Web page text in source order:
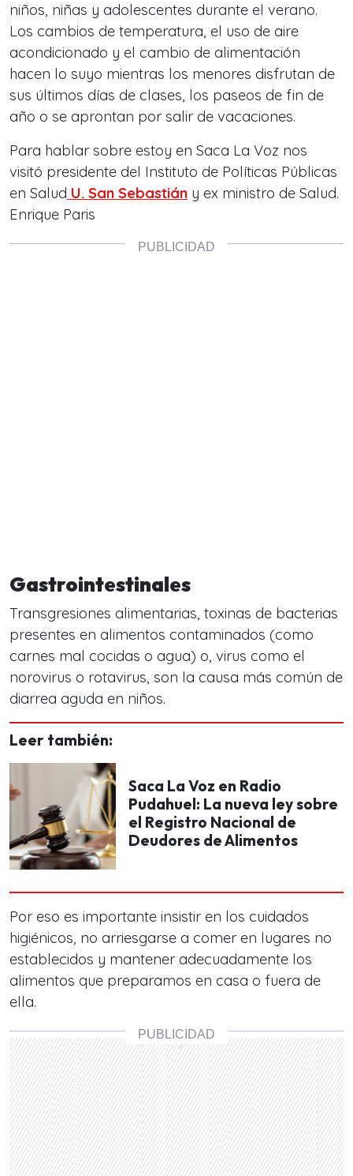
niños, niñas y adolescentes durante el verano.
Los cambios de temperatura, el uso de aire
acondicionado y el cambio de alimentación
hacen lo suyo mientras los menores disfrutan de
sus últimos días de clases, los paseos de fin de
año o se aprontan por salir de vacaciones.
Para hablar sobre estoy en Saca La Voz nos
visitó presidente del Instituto de Políticas Públicas
en Salud U. San Sebastián y ex ministro de Salud.
Enrique Paris
Gastrointestinales
Transgresiones alimentarias, toxinas de bacterias
presentes en alimentos contaminados (como
carnes mal cocidas o agua) o, virus como el
norovirus o rotavirus, son la causa más común de
diarrea aguda en niños.
Leer también:
Saca La Voz en Radio
Pudahuel: La nueva ley sobre
el Registro Nacional de
Deudores de Alimentos
Por eso es importante insistir en los cuidados
higiénicos, no arriesgarse a comer en lugares no
establecidos y mantener adecuadamente los
alimentos que preparamos en casa o fuera de
ella.